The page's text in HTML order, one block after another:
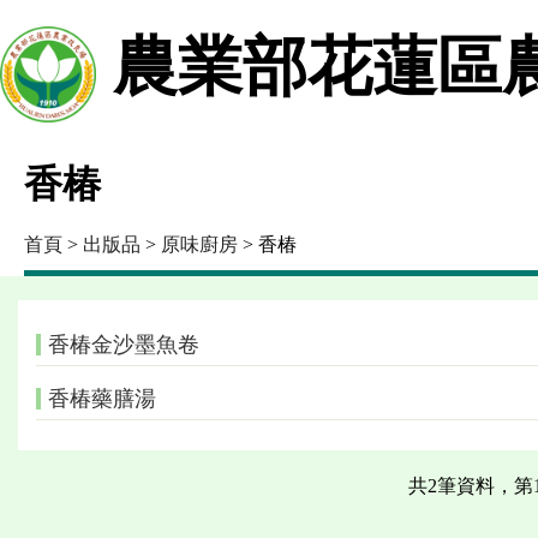
農業部花蓮區
香椿
首頁 > 出版品 > 原味廚房 > 香椿
香椿金沙墨魚卷
香椿藥膳湯
共2筆資料，第